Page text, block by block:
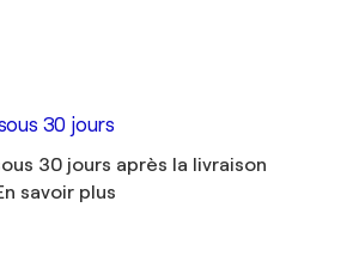
30 jours
30 jours après la livraison
savoir plus